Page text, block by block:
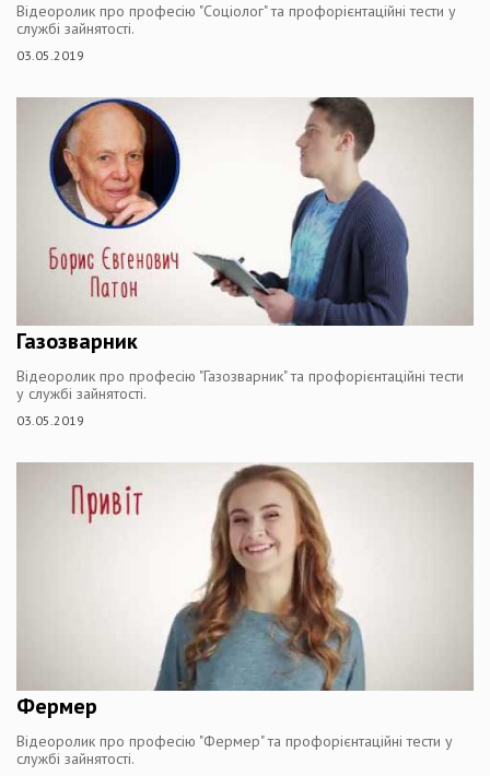
Відеоролик про професію "Соціолог" та профорієнтаційні тести у
службі зайнятості.
03.05.2019
Газозварник
Відеоролик про професію "Газозварник" та профорієнтаційні тести
у службі зайнятості.
03.05.2019
Фермер
Відеоролик про професію "Фермер" та профорієнтаційні тести у
службі зайнятості.